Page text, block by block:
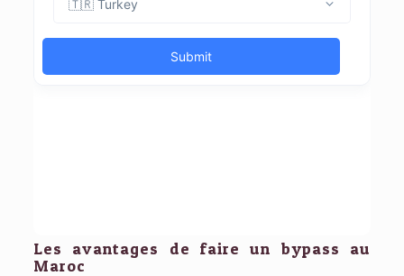
Les avantages de faire un bypass au
Maroc